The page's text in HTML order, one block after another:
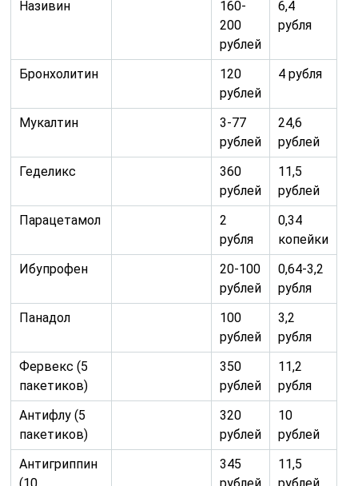
Називин
160-
200
рублей
6,4
рубля
Бронхолитин
120
рублей
4 рубля
Мукалтин
3-77
рублей
24,6
рублей
Геделикс
360
рублей
11,5
рублей
Парацетамол
2
рубля
0,34
копейки
Ибупрофен
20-100
рублей
0,64-3,2
рубля
Панадол
100
рублей
3,2
рубля
Фервекс (5
пакетиков)
350
рублей
11,2
рубля
Антифлу (5
пакетиков)
320
рублей
10
рублей
Антигриппин
345
11,5